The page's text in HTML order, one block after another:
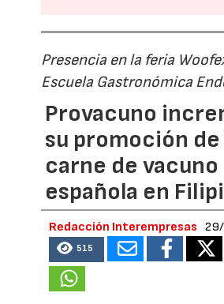
Presencia en la feria
Escuela Gastronómica
Provacuno
su promoción de
carne de vacuno
española en
Redacción Interempresas
515